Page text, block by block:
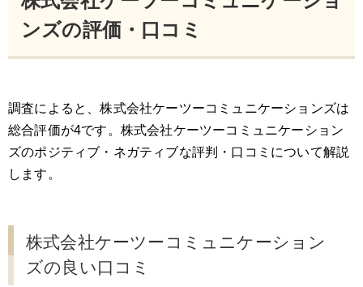
ンズの評価・口コミ
調査によると、株式会社ケーツーコミュニケーションズは
総合評価が4です。株式会社ケーツーコミュニケーション
ズのポジティブ・ネガティブな評判・口コミについて解説
します。
株式会社ケーツーコミュニケーション
ズの良い口コミ